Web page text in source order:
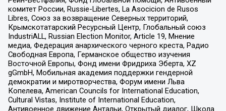
комитет России, Russie-Libertes, La Asocicion de Rusos
Libres, Союз за возвращение Северных территорий,
Крымскотатарский Ресурсный Центр, Глобальный союз
IndustriALL, Russian Election Monitor, Article 19, Мнение
медиа, Федерация анархического черного креста, Радио
Свободная Европа, Германское общество изучения
Восточной Европы, Фонд имени Фридриха Эберта, XZ
gGmbH, Мобильная академия поддержки гендерной
демократии и миротворчества, Форум имени Льва
Копелева, American Councils for International Education,
Cultural Vistas, Institute of International Education,
Антивоенное движение Антальи, Открытый диалог, Школа